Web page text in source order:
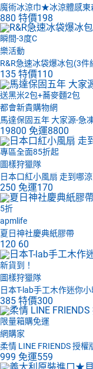
魔術冰涼巾★冰涼體感東
880 特價198
瞬間-3度C
樂活動
R&R急速冰袋爆冰包(3件
135 特價110
送黑米2包+蕎麥麵2包
都會新貴購物網
馬達保固五年 大家源-急
19800 免運8800
專區全面85折起
圖樣狩獵隊
日本口紅小風扇 走到哪
250 免運170
5折
apmlife
夏日神社慶典紙膠帶
120 60
新貨到！
圖樣狩獵隊
日本T-lab手工木作迷你
385 特價300
限量箱購免運
網購家
柔情 LINE FRIENDS 授
999 免運559